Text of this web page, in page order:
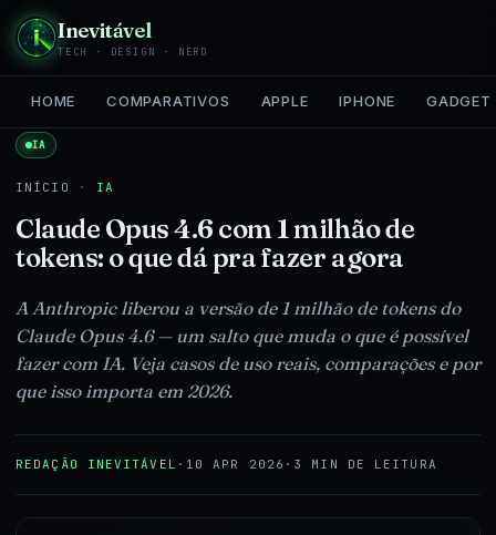
Inevitável
TECH · DESIGN · NERD
HOME COMPARATIVOS APPLE IPHONE GADGET
IA
INÍCIO · IA
Claude Opus 4.6 com 1 milhão de
tokens: o que dá pra fazer agora
A Anthropic liberou a versão de 1 milhão de tokens do
Claude Opus 4.6 — um salto que muda o que é possível
fazer com IA. Veja casos de uso reais, comparações e por
que isso importa em 2026.
REDAÇÃO INEVITÁVEL · 10 APR 2026 · 3 MIN DE LEITURA